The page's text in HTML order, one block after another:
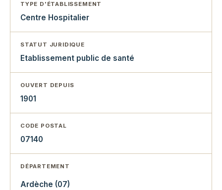
TYPE D'ÉTABLISSEMENT
Centre Hospitalier
STATUT JURIDIQUE
Etablissement public de santé
OUVERT DEPUIS
1901
CODE POSTAL
07140
DÉPARTEMENT
Ardèche (07)